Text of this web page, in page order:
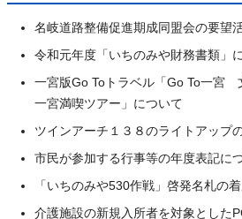
名岐道路整備促進期成同盟会の要望
令和元年度「いちのみや財務書類」
一宮版Go Toトラベル「Go To一宮
一宮満喫ツアー」について
ツインアーチ１３８のライトアップ
市民が参加する行事等の年度表記に
「いちのみや530作戦」啓発名札の
介護施設の新規入所者を対象とした